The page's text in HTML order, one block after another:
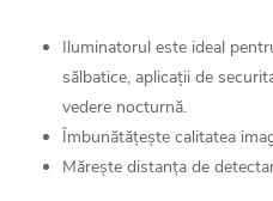
Iluminatorul este ideal
sălbatice, aplicații de
vedere nocturnă.
Îmbunătățește calitatea
Mărește distanța de